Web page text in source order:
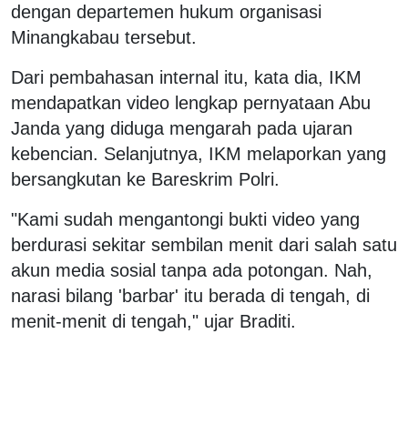
dengan departemen hukum organisasi
Minangkabau tersebut.
Dari pembahasan internal itu, kata dia, IKM
mendapatkan video lengkap pernyataan Abu
Janda yang diduga mengarah pada ujaran
kebencian. Selanjutnya, IKM melaporkan yang
bersangkutan ke Bareskrim Polri.
"Kami sudah mengantongi bukti video yang
berdurasi sekitar sembilan menit dari salah satu
akun media sosial tanpa ada potongan. Nah,
narasi bilang 'barbar' itu berada di tengah, di
menit-menit di tengah," ujar Braditi.